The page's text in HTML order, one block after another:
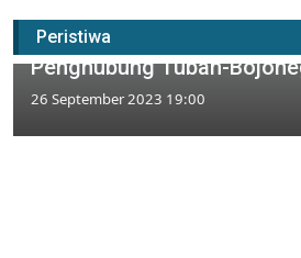
Peristiwa
Ditargetkan Rampung
Progres Pengerjaan
Penghubung Tuban-
26 September 2023 19:00